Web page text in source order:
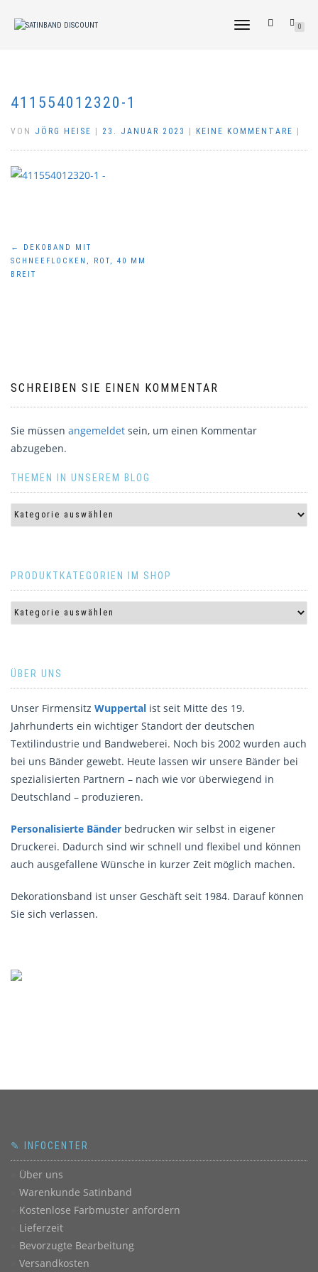
NAVIGATION
0
411554012320-1
VON JÖRG HEISE 23. JANUAR 2023 KEINE KOMMENTARE
Beitragsnavigation
←
DEKOBAND MIT
SCHNEEFLOCKEN, ROT, 40 MM
BREIT
SCHREIBEN SIE EINEN KOMMENTAR
Sie müssen angemeldet sein, um einen Kommentar
abzugeben.
THEMEN IN UNSEREM BLOG
PRODUKTKATEGORIEN IM SHOP
ÜBER UNS
Unser Firmensitz Wuppertal ist seit Mitte des 19.
Jahrhunderts ein wichtiger Standort der deutschen
Textilindustrie und Bandweberei. Noch bis 2002 wurden auch
bei uns Bänder gewebt. Heute lassen wir unsere Bänder bei
spezialisierten Partnern – nach wie vor überwiegend in
Deutschland – produzieren.
Personalisierte Bänder bedrucken wir selbst in eigener
Druckerei. Dadurch sind wir schnell und flexibel und können
auch ausgefallene Wünsche in kurzer Zeit möglich machen.
Dekorationsband ist unser Geschäft seit 1984. Darauf können
Sie sich verlassen.
✎ INFOCENTER
Über uns
Warenkunde Satinband
Kostenlose Farbmuster anfordern
Lieferzeit
Bevorzugte Bearbeitung
Versandkosten